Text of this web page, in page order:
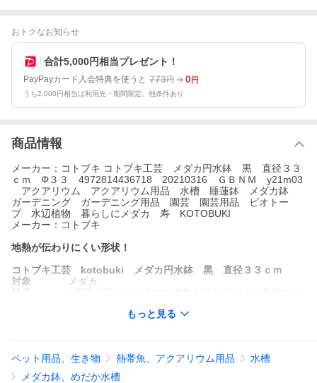
おトクなお知らせ
合計5,000円相当プレゼント！
PayPayカード入会特典を使うと 773円 0円
うち2,000円相当は利用先・期間限定。他条件あり
商品情報
メーカー：コトブキ コトブキ工芸 メダカ円水鉢 黒 直径３３
ｃｍ Φ３３ 4972814436718 20210316 ＧＢＮＭ y21m03
アクアリウム アクアリウム用品 水槽 睡蓮鉢 メダカ鉢
ガーデニング ガーデニング用品 園芸 園芸用品 ビオトー
プ 水辺植物 暮らしにメダカ 寿 KOTOBUKI
メーカー：コトブキ
地熱が伝わりにくい形状！
コトブキ工芸 kotobuki メダカ円水鉢 黒 直径３３ｃｍ
対象
メダカ
●丈夫で扱いやすい肉厚のある樹脂製素材を採用しま
サイズ
（約）
直径３３５×高さ１７４ｍｍ
底径：１９０ｍｍ
もっと見る
ペット用品、生き物 熱帯魚、アクアリウム用品
水槽
メダカ鉢、めだか水槽